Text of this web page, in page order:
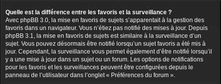
Quelle est la différence entre les favoris et la surveillance ?
Avec phpBB 3.0, la mise en favoris de sujets s’apparentait à la gestion des
favoris dans un navigateur. Vous n’étiez pas notifié des mises à jour. Depuis
phpBB 3.1, la mise en favoris de sujets est similaire à la surveillance d’un
sujet. Vous pouvez désormais être notifié lorsqu’un sujet favoris a été mis à
jour. Cependant, la surveillance vous permet également d’être notifié lorsqu’il
y a une mise à jour dans un sujet ou un forum. Les options de notifications
pour les favoris et les surveillances peuvent être configurées depuis le
panneau de l’utilisateur dans l’onglet « Préférences du forum ».